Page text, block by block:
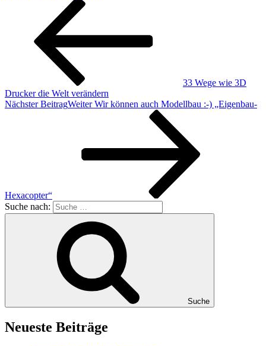
33 Wege wie 3D
Drucker die Welt verändern
Nächster BeitragWeiter Wir können auch Modellbau :-) „Eigenbau-
Hexacopter“
Suche nach:
Suche
Neueste Beiträge